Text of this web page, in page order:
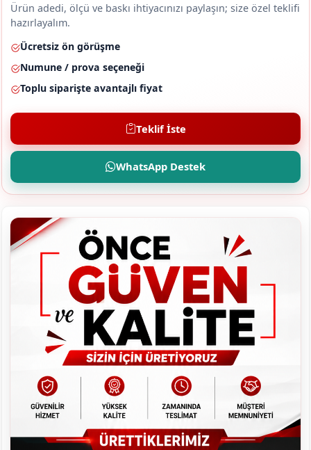
Ürün adedi, ölçü ve baskı ihtiyacınızı paylaşın; size özel teklifi
hazırlayalım.
Ücretsiz ön görüşme
Numune / prova seçeneği
Toplu siparişte avantajlı fiyat
Teklif İste
WhatsApp Destek